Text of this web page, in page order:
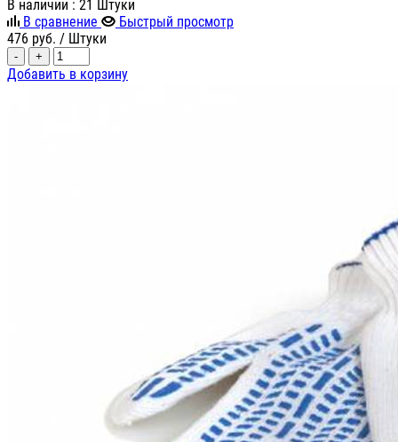
В наличии : 21 Штуки
В сравнение
Быстрый просмотр
476 руб. / Штуки
- +
Добавить в корзину